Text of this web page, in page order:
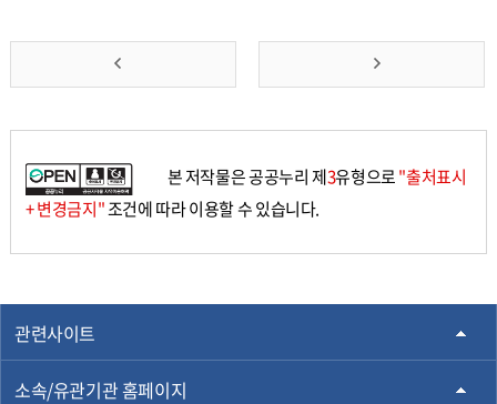
가
본 저작물은 공공누리 제3유형으로"출처표시
+ 변경금지"조건에 따라 이용할 수 있습니다.
관련사이트
소속/유관기관 홈페이지